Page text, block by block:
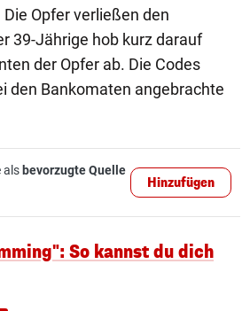
Opfer verließen den
39-Jährige hob kurz darauf
der Opfer ab. Die Codes
den Bankomaten angebrachte
als bevorzugte Quelle
Hinzufügen
So kannst du dich